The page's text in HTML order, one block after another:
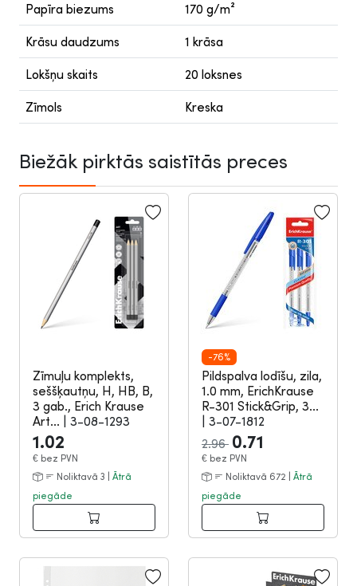
Papīra biezums 170 g/m²
Krāsu daudzums 1 krāsa
Lokšņu skaits 20 loksnes
Zīmols Kreska
Biežāk pirktās saistītās preces
Zīmuļu komplekts,
seššķautņu, H, HB, B,
3 gab., Erich Krause
Art...
3-08-1293
1.02
€ bez PVN
Noliktavā 3 | Ātrā
piegāde
-76%
Pildspalva lodīšu, zila,
1.0 mm, ErichKrause
R-301 Stick&Grip, 3...
3-07-1812
2.96 0.71
€ bez PVN
Noliktavā 672 | Ātrā
piegāde